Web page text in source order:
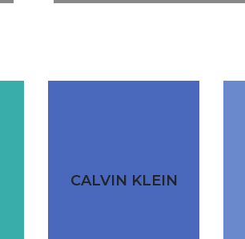
CALVIN KLEIN